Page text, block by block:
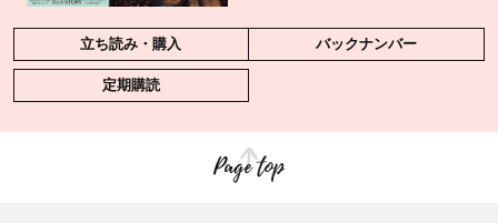
立ち読み・購入 バックナンバー
定期購読
Page top